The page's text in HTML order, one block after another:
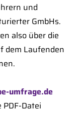
und
GmbHs.
also über die
dem Laufenden
umfrage.de
Datei